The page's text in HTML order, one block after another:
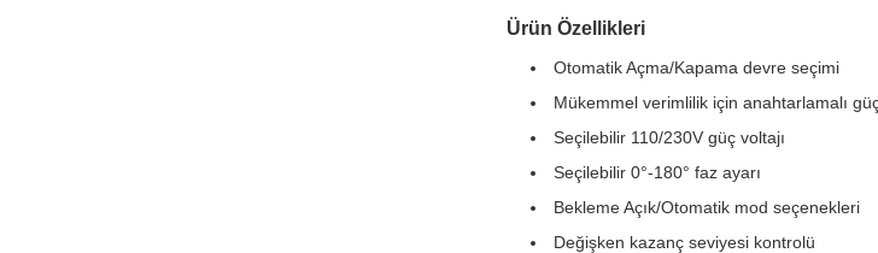
Ürün Özellikleri
Otomatik Açma/Kapama devre seçimi
Mükemmel verimlilik için anahtarlamalı
Seçilebilir 110/230V güç voltajı
Seçilebilir 0°-180° faz ayarı
Bekleme Açık/Otomatik mod seçenekleri
Değişken kazanç seviyesi kontrolü